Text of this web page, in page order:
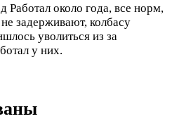
Работал около года, все норм,
задерживают, колбасу
уволиться из за
у них.